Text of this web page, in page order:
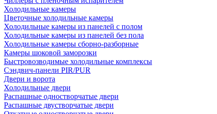
Холодильные камеры
Цветочные холодильные камеры
Холодильные камеры из панелей с полом
Холодильные камеры из панелей без пола
Холодильные камеры сборно-разборные
Камеры шоковой заморозки
Быстровозводимые холодильные комплексы
Сэндвич-панели PIR/PUR
Двери и ворота
Холодильные двери
Распашные одностворчатые двери
Распашные двустворчатые двери